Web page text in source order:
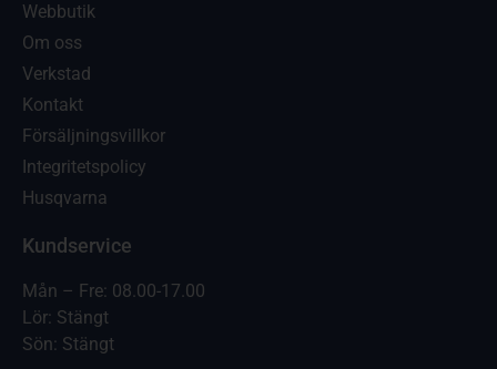
Webbutik
Om oss
Verkstad
Kontakt
Försäljningsvillkor
Integritetspolicy
Husqvarna
Kundservice
Mån – Fre: 08.00-17.00
Lör: Stängt
Sön: Stängt